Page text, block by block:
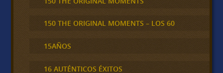
150 THE ORIGINAL MOMENTS – LOS 60
15AÑOS
16 AUTÉNTICOS ÉXITOS